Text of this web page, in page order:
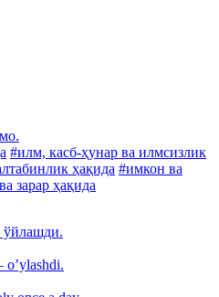
#илм, касб-ҳунар ва илмсизлик
ҳақида #имкон ва
зарар ҳақида